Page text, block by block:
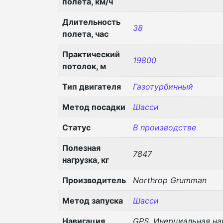
Длительность
полета, час
38
Практический
потолок, м
19800
Тип двигателя Газотурбинный
Метод посадки Шасси
Статус В производстве
Полезная
нагрузка, кг
7847
Производитель Northrop Grumman
Метод запуска Шасси
Навигация GPS, Инерциальная